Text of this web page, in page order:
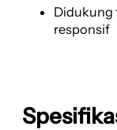
Didukung
responsif